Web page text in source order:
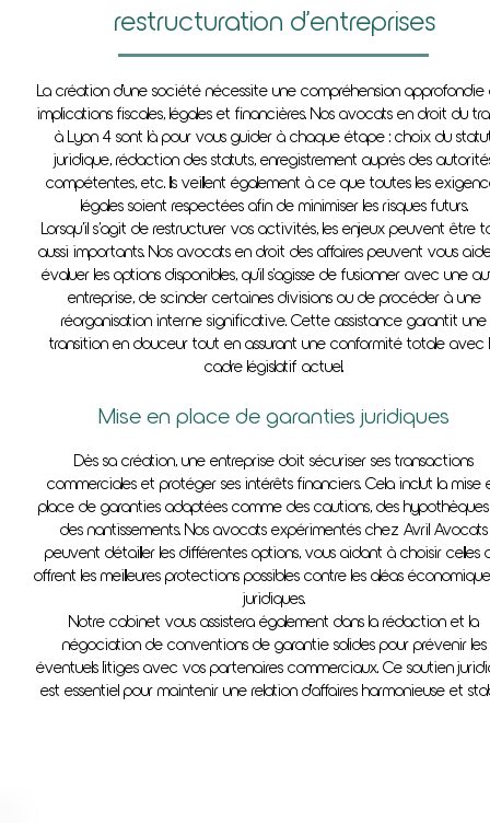
restructuration d’entreprises
La création d'une société nécessite une compréhension approfondie
implications fiscales, légales et financières. Nos avocats en droit du
à Lyon 4 sont là pour vous guider à chaque étape : choix du
juridique, rédaction des statuts, enregistrement auprès des
compétentes, etc. Ils veillent également à ce que toutes les
légales soient respectées afin de minimiser les risques futurs.
Lorsqu’il s’agit de restructurer vos activités, les enjeux peuvent être
aussi importants. Nos avocats en droit des affaires peuvent vous
évaluer les options disponibles, qu'il s'agisse de fusionner avec une
entreprise, de scinder certaines divisions ou de procéder à une
réorganisation interne significative. Cette assistance garantit une
transition en douceur tout en assurant une conformité totale avec
cadre législatif actuel.
Mise en place de garanties juridiques
Dès sa création, une entreprise doit sécuriser ses transactions
commerciales et protéger ses intérêts financiers. Cela inclut la mise
place de garanties adaptées comme des cautions, des
des nantissements. Nos avocats expérimentés chez Avril Avocats
peuvent détailler les différentes options, vous aidant à choisir celles
offrent les meilleures protections possibles contre les aléas
juridiques.
Notre cabinet vous assistera également dans la rédaction et la
négociation de conventions de garantie solides pour prévenir les
éventuels litiges avec vos partenaires commerciaux. Ce soutien
est essentiel pour maintenir une relation d'affaires harmonieuse et